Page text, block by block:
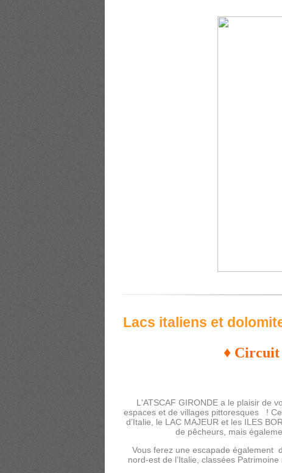
Lacs italiens et
♦ Circuit
L'ATSCAF GIRONDE a le plaisir de
espaces et de villages pittoresques !
d’Italie, le LAC MAJEUR et les ILES
de pêcheurs, mais
Vous ferez une escapade également
nord-est de l’Italie, classées